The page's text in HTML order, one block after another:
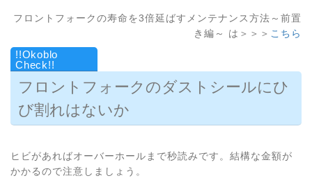
フロントフォークの寿命を3倍延ばすメンテナンス方法～前置
き編～ は＞＞＞ こちら
フロントフォークのダストシールにひ
び割れはないか
ヒビがあればオーバーホールまで秒読みです。結構な金額が
かかるので注意しましょう。